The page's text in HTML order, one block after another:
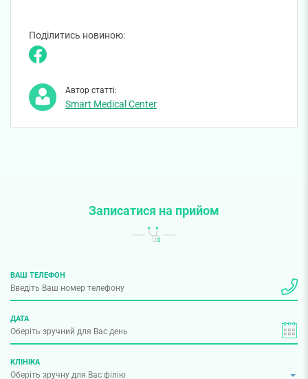
Поділитись новиною:
Автор статті:
Smart Medical Center
Записатися на прийом
ВАШ ТЕЛЕФОН
ДАТА
КЛІНІКА